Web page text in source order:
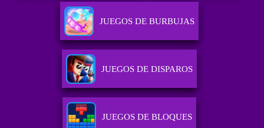
JUEGOS DE BURBUJAS
JUEGOS DE DISPAROS
JUEGOS DE BLOQUES